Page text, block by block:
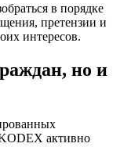
в порядке
претензии и
интересов.
но и
активно